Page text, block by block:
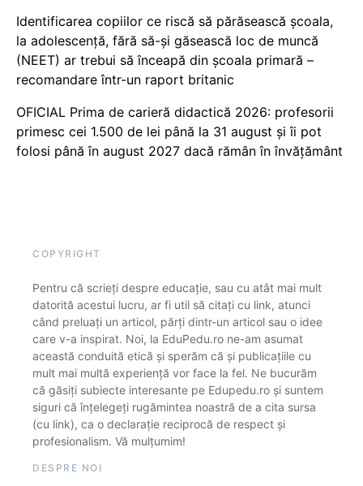
Identificarea copiilor ce riscă să părăsească școala,
la adolescență, fără să-și găsească loc de muncă
(NEET) ar trebui să înceapă din școala primară –
recomandare într-un raport britanic
OFICIAL Prima de carieră didactică 2026: profesorii
primesc cei 1.500 de lei până la 31 august și îi pot
folosi până în august 2027 dacă rămân în învățământ
COPYRIGHT
Pentru că scrieți despre educație, sau cu atât mai mult
datorită acestui lucru, ar fi util să citați cu link, atunci
când preluați un articol, părți dintr-un articol sau o idee
care v-a inspirat. Noi, la EduPedu.ro ne-am asumat
această conduită etică și sperăm că și publicațiile cu
mult mai multă experiență vor face la fel. Ne bucurăm
că găsiți subiecte interesante pe Edupedu.ro și suntem
siguri că înțelegeți rugămintea noastră de a cita sursa
(cu link), ca o declarație reciprocă de respect și
profesionalism. Vă mulțumim!
DESPRE NOI